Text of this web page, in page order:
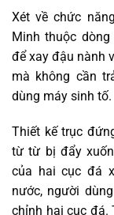
Xét về chức
Minh thuộc
để xay đậu nành
mà không cần
dùng máy sinh tố.
Thiết kế trục
từ từ bị đẩy
của hai cục đá
nước, người
chỉnh hai cục đá.